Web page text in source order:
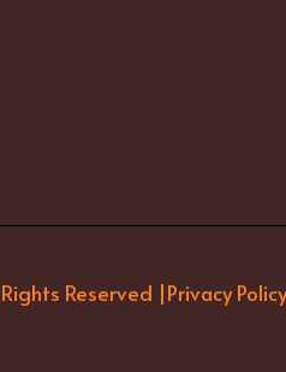
Reserved |Privacy Policy